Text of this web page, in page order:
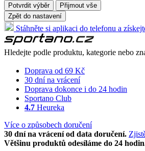
Potvrdit výběr
Přijmout vše
Zpět do nastavení
Stáhněte si aplikaci do telefonu a
Hledejte podle produktu, kategorie nebo
Doprava od 69 Kč
30 dní na vrácení
Doprava dokonce i do 24 hodin
Sportano Club
4.7 Heureka
Více o způsobech doručení
30 dní na vrácení od data doručení.
Většinu produktů odesíláme do 24